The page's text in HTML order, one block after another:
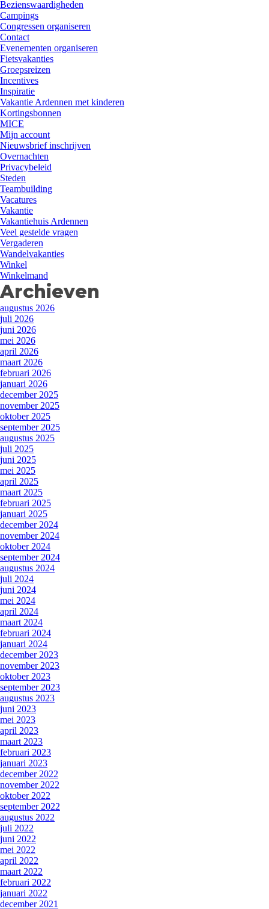
Bezienswaardigheden
Campings
Congressen organiseren
Contact
Evenementen organiseren
Fietsvakanties
Groepsreizen
Incentives
Inspiratie
Vakantie Ardennen met kinderen
Kortingsbonnen
MICE
Mijn account
Nieuwsbrief inschrijven
Overnachten
Privacybeleid
Steden
Teambuilding
Vacatures
Vakantie
Vakantiehuis Ardennen
Veel gestelde vragen
Vergaderen
Wandelvakanties
Winkel
Winkelmand
Archieven
augustus 2026
juli 2026
juni 2026
mei 2026
april 2026
maart 2026
februari 2026
januari 2026
december 2025
november 2025
oktober 2025
september 2025
augustus 2025
juli 2025
juni 2025
mei 2025
april 2025
maart 2025
februari 2025
januari 2025
december 2024
november 2024
oktober 2024
september 2024
augustus 2024
juli 2024
juni 2024
mei 2024
april 2024
maart 2024
februari 2024
januari 2024
december 2023
november 2023
oktober 2023
september 2023
augustus 2023
juni 2023
mei 2023
april 2023
maart 2023
februari 2023
januari 2023
december 2022
november 2022
oktober 2022
september 2022
augustus 2022
juli 2022
juni 2022
mei 2022
april 2022
maart 2022
februari 2022
januari 2022
december 2021